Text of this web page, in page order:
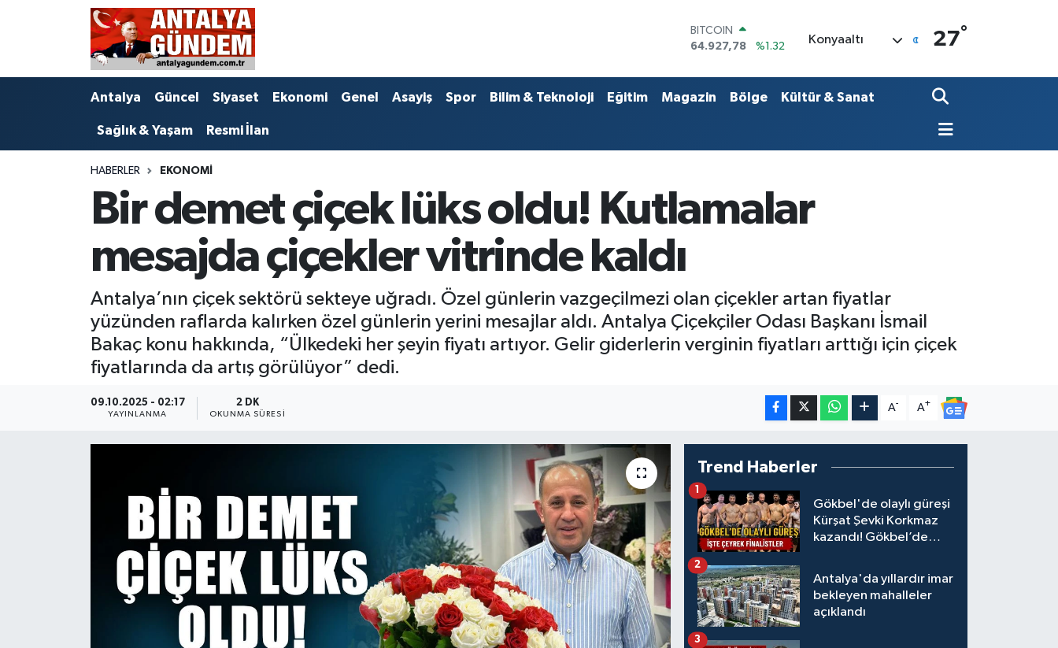
DOLAR
47,5894
%0.08
55,0398
%-0.02
STERLİN
64.927,78
%1.32
Konyaaltı 27°
Antalya Güncel Siyaset Ekonomi Genel Asayiş Spor Bilim & Teknoloji Eğitim Magazin Bölge Kültür & Sanat
Sağlık & Yaşam Resmi İlan
HABERLER EKONOMI
Bir demet çiçek lüks oldu! Kutlamalar
mesajda çiçekler vitrinde kaldı
Antalya’nın çiçek sektörü sekteye uğradı. Özel günlerin vazgeçilmezi olan çiçekler artan fiyatlar
yüzünden raflarda kalırken özel günlerin yerini mesajlar aldı. Antalya Çiçekçiler Odası Başkanı İsmail
Bakaç konu hakkında, “Ülkedeki her şeyin fiyatı artıyor. Gelir giderlerin verginin fiyatları arttığı için çiçek
fiyatlarında da artış görülüyor” dedi.
09.10.2025 - 02:17
YAYINLANMA
2 DK
OKUNMA SÜRESI
A- A+
Trend Haberler
Gökbel'de olaylı güreşi
Kürşat Şevki Korkmaz
kazandı! Gökbel’de
Gürbüz elendi!
1
Antalya'da yıllardır imar
bekleyen mahalleler
açıklandı
2
3
Antalya
Bilim & Teknoloji
Görüntülü Haber
Kültür & Sanat
Sağlık & Yaşam
Antalya Nöbetçi Eczaneler
Antalya Hava Durumu
Antalya Namaz Vakitleri
Süper Lig Puan Durumu ve Fikstür
Tüm Manşetler
Son Dakika Haberleri
Haber Arşivi